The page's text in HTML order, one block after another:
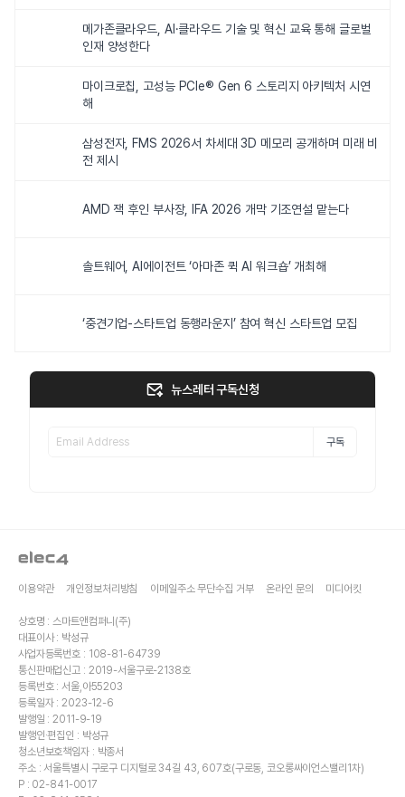
메가존클라우드, AI·클라우드 기술 및 혁신 교육 통해 글로벌
인재 양성한다
마이크로칩, 고성능 PCIe® Gen 6 스토리지 아키텍처 시연
해
삼성전자, FMS 2026서 차세대 3D 메모리 공개하며 미래 비
전 제시
AMD 잭 후인 부사장, IFA 2026 개막 기조연설 맡는다
솔트웨어, AI에이전트 ‘아마존 퀵 AI 워크숍’ 개최해
‘중견기업-스타트업 동행라운지’ 참여 혁신 스타트업 모집
뉴스레터 구독신청
구독
이용약관 개인정보처리방침 이메일주소 무단수집 거부 온라인 문의 미디어킷
상호명 : 스마트앤컴퍼니(주)
대표이사 : 박성규
사업자등록번호 : 108-81-64739
통신판매업신고 : 2019-서울구로-2138호
등록번호 : 서울,아55203
등록일자 : 2023-12-6
발행일 : 2011-9-19
발행인·편집인 : 박성규
청소년보호책임자 : 박종서
주소 : 서울특별시 구로구 디지털로 34길 43, 607호(구로동, 코오롱싸이언스밸리1차)
P : 02-841-0017